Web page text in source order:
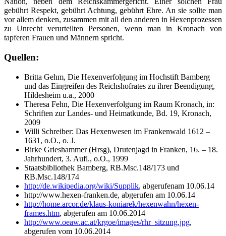
gebührt Respekt, gebührt Achtung, gebührt Ehre. An sie sollte man
vor allem denken, zusammen mit all den anderen in Hexenprozessen
zu Unrecht verurteilten Personen, wenn man in Kronach von
tapferen Frauen und Männern spricht.
Quellen:
Britta Gehm, Die Hexenverfolgung im Hochstift Bamberg
und das Eingreifen des Reichshofrates zu ihrer Beendigung,
Hildesheim u.a., 2000
Theresa Fehn, Die Hexenverfolgung im Raum Kronach, in:
Schriften zur Landes- und Heimatkunde, Bd. 19, Kronach,
2009
Willi Schreiber: Das Hexenwesen im Frankenwald 1612 –
1631, o.O., o. J.
Birke Grieshammer (Hrsg), Drutenjagd in Franken, 16. – 18.
Jahrhundert, 3. Aufl., o.O., 1999
Staatsbibliothek Bamberg, RB.Msc.148/173 und
RB.Msc.148/174
http://de.wikipedia.org/wiki/Supplik, abgerufenam 10.06.14
http://www.hexen-franken.de, abgerufen am 10.06.14
http://home.arcor.de/klaus-koniarek/hexenwahn/hexen-
frames.htm, abgerufen am 10.06.2014
http://www.oeaw.ac.at/krgoe/images/rhr_sitzung.jpg,
abgerufen vom 10.06.2014